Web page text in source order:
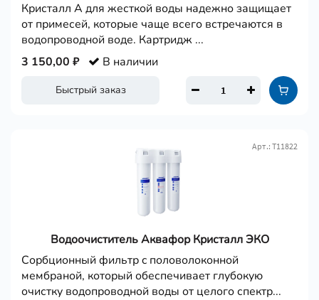
Кристалл А для жесткой воды надежно защищает
от примесей, которые чаще всего встречаются в
водопроводной воде. Картридж ...
Быстрый заказ
3 150,00 ₽ В наличии
Водоочиститель Аквафор Кристалл ЭКО
Арт.: Т11822
Сорбционный фильтр c половолоконной
мембраной, который обеспечивает глубокую
очистку водопроводной воды от целого спектр...